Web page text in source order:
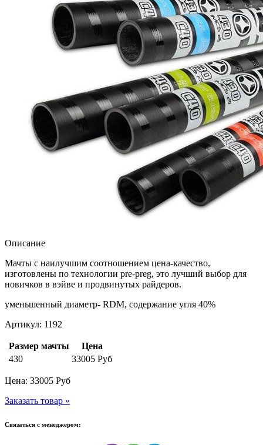
Описание
Мачты с наилучшим соотношением цена-качество,
изготовлены по технологии pre-preg, это лучший выбор для
новичков в вэйве и продвинутых райдеров.
уменьшенный диаметр- RDM, содержание угля 40%
Артикул: 1192
Размер мачты
Цена
430
33005 Руб
Цена: 33005 Руб
Заказать товар »
Связаться с менеджером: